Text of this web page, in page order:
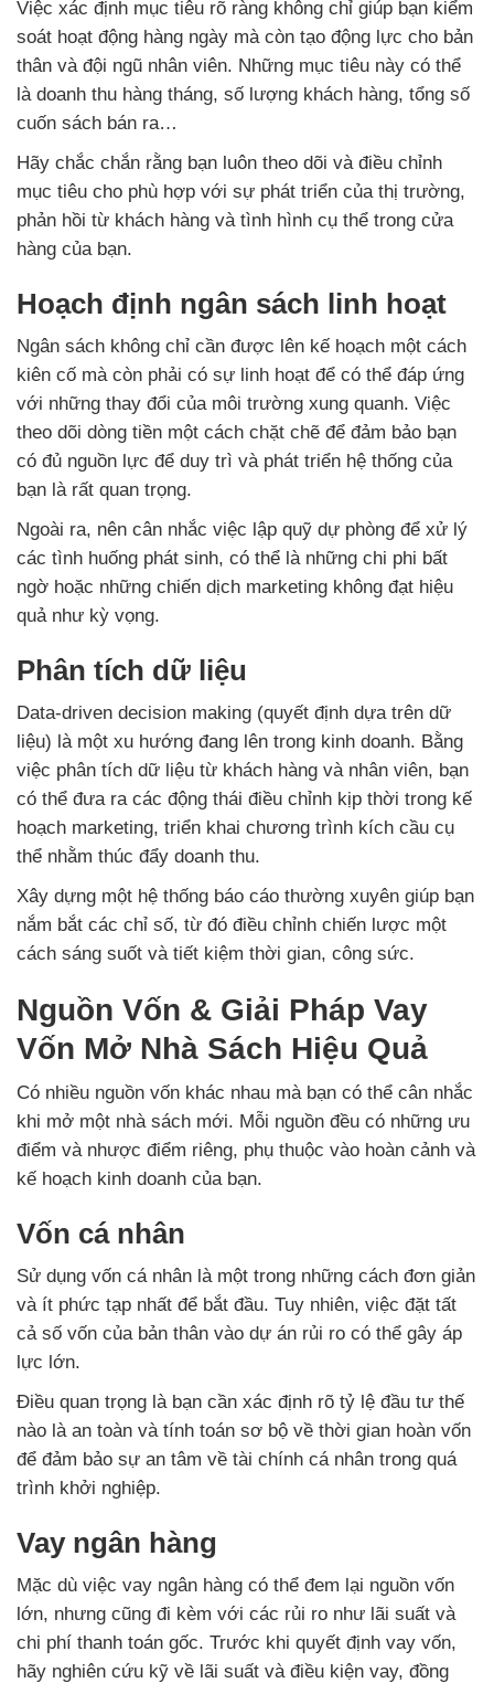
Việc xác định mục tiêu rõ ràng không chỉ giúp bạn kiểm
soát hoạt động hàng ngày mà còn tạo động lực cho bản
thân và đội ngũ nhân viên. Những mục tiêu này có thể
là doanh thu hàng tháng, số lượng khách hàng, tổng số
cuốn sách bán ra…
Hãy chắc chắn rằng bạn luôn theo dõi và điều chỉnh
mục tiêu cho phù hợp với sự phát triển của thị trường,
phản hồi từ khách hàng và tình hình cụ thể trong cửa
hàng của bạn.
Hoạch định ngân sách linh hoạt
Ngân sách không chỉ cần được lên kế hoạch một cách
kiên cố mà còn phải có sự linh hoạt để có thể đáp ứng
với những thay đổi của môi trường xung quanh. Việc
theo dõi dòng tiền một cách chặt chẽ để đảm bảo bạn
có đủ nguồn lực để duy trì và phát triển hệ thống của
bạn là rất quan trọng.
Ngoài ra, nên cân nhắc việc lập quỹ dự phòng để xử lý
các tình huống phát sinh, có thể là những chi phi bất
ngờ hoặc những chiến dịch marketing không đạt hiệu
quả như kỳ vọng.
Phân tích dữ liệu
Data-driven decision making (quyết định dựa trên dữ
liệu) là một xu hướng đang lên trong kinh doanh. Bằng
việc phân tích dữ liệu từ khách hàng và nhân viên, bạn
có thể đưa ra các động thái điều chỉnh kịp thời trong kế
hoạch marketing, triển khai chương trình kích cầu cụ
thể nhằm thúc đẩy doanh thu.
Xây dựng một hệ thống báo cáo thường xuyên giúp bạn
nắm bắt các chỉ số, từ đó điều chỉnh chiến lược một
cách sáng suốt và tiết kiệm thời gian, công sức.
Nguồn Vốn & Giải Pháp Vay
Vốn Mở Nhà Sách Hiệu Quả
Có nhiều nguồn vốn khác nhau mà bạn có thể cân nhắc
khi mở một nhà sách mới. Mỗi nguồn đều có những ưu
điểm và nhược điểm riêng, phụ thuộc vào hoàn cảnh và
kế hoạch kinh doanh của bạn.
Vốn cá nhân
Sử dụng vốn cá nhân là một trong những cách đơn giản
và ít phức tạp nhất để bắt đầu. Tuy nhiên, việc đặt tất
cả số vốn của bản thân vào dự án rủi ro có thể gây áp
lực lớn.
Điều quan trọng là bạn cần xác định rõ tỷ lệ đầu tư thế
nào là an toàn và tính toán sơ bộ về thời gian hoàn vốn
để đảm bảo sự an tâm về tài chính cá nhân trong quá
trình khởi nghiệp.
Vay ngân hàng
Mặc dù việc vay ngân hàng có thể đem lại nguồn vốn
lớn, nhưng cũng đi kèm với các rủi ro như lãi suất và
chi phí thanh toán gốc. Trước khi quyết định vay vốn,
hãy nghiên cứu kỹ về lãi suất và điều kiện vay, đồng